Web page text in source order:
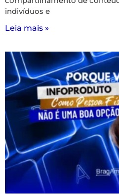
indivíduos e
Leia mais »